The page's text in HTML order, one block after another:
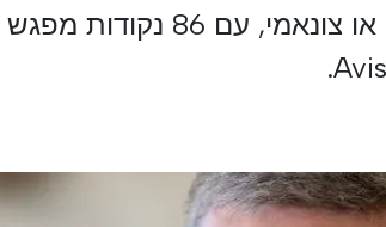
להגיב במקרה של רעידת אדמה או צונאמי, עם 86 נקודות מפגש